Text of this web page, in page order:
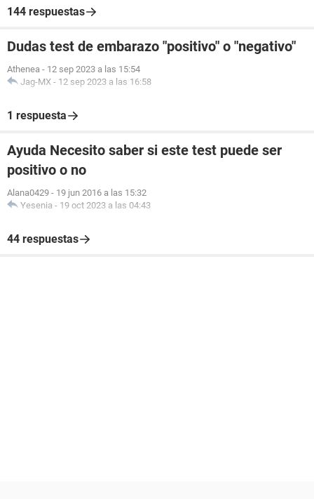
144 respuestas
Dudas test de embarazo "positivo" o "negativo"
Athenea - 12 sep 2023 a las 15:54
Jag-MX - 12 sep 2023 a las 16:58
1 respuesta
Ayuda Necesito saber si este test puede ser
positivo o no
Alana0429 - 19 jun 2016 a las 15:32
Yesenia - 19 oct 2023 a las 04:43
44 respuestas